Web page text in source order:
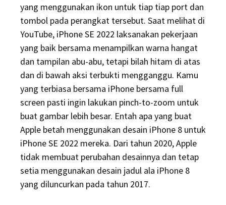
yang menggunakan ikon untuk tiap tiap port dan
tombol pada perangkat tersebut. Saat melihat di
YouTube, iPhone SE 2022 laksanakan pekerjaan
yang baik bersama menampilkan warna hangat
dan tampilan abu-abu, tetapi bilah hitam di atas
dan di bawah aksi terbukti mengganggu. Kamu
yang terbiasa bersama iPhone bersama full
screen pasti ingin lakukan pinch-to-zoom untuk
buat gambar lebih besar. Entah apa yang buat
Apple betah menggunakan desain iPhone 8 untuk
iPhone SE 2022 mereka. Dari tahun 2020, Apple
tidak membuat perubahan desainnya dan tetap
setia menggunakan desain jadul ala iPhone 8
yang diluncurkan pada tahun 2017.